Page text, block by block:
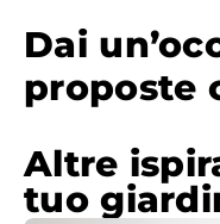
Dai
proposte
Altre
tuo